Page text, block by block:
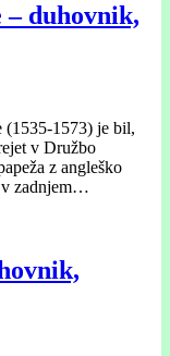
– duhovnik,
(1535-1573) je bil,
v Družbo
z angleško
v zadnjem…